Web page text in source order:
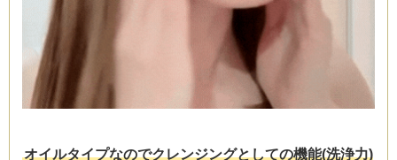
オイルタイプなのでクレンジングとしての機能(洗浄力)